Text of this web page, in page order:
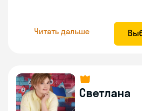
Читать дальше
Светлана